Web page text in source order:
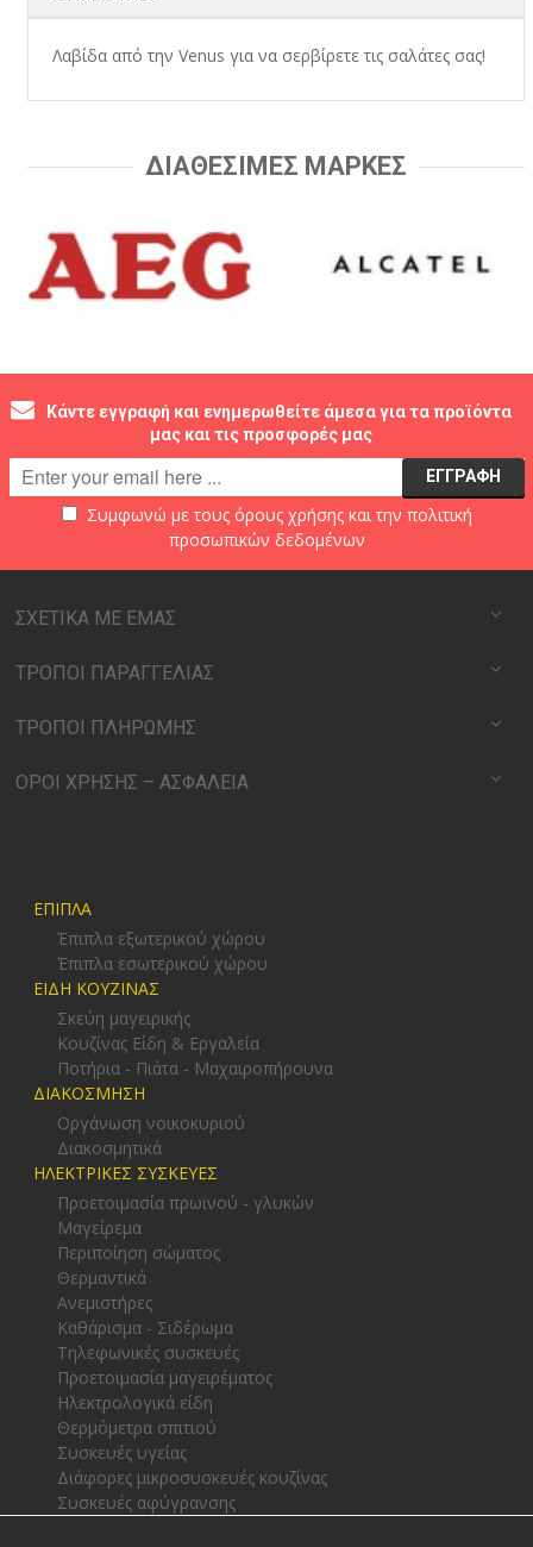
Λαβίδα από την Venus για να σερβίρετε τις σαλάτες σας!
ΔΙΑΘΕΣΙΜΕΣ ΜΑΡΚΕΣ
Κάντε εγγραφή και ενημερωθείτε άμεσα για τα προϊόντα
μας και τις προσφορές μας
Συμφωνώ με τους όρους χρήσηςκαι την πολιτική
προσωπικών δεδομένων
ΣΧΕΤΙΚΑ ΜΕ ΕΜΑΣ
ΤΡΟΠΟΙ ΠΑΡΑΓΓΕΛΙΑΣ
ΤΡΟΠΟΙ ΠΛΗΡΩΜΗΣ
ΟΡΟΙ ΧΡΗΣΗΣ – ΑΣΦΑΛΕΙΑ
ΕΠΙΠΛΑ
Έπιπλα εξωτερικού χώρου
Έπιπλα εσωτερικού χώρου
ΕΙΔΗ ΚΟΥΖΙΝΑΣ
Σκεύη μαγειρικής
Κουζίνας Είδη & Εργαλεία
Ποτήρια - Πιάτα - Μαχαιροπήρουνα
ΔΙΑΚΟΣΜΗΣΗ
Οργάνωση νοικοκυριού
Διακοσμητικά
ΗΛΕΚΤΡΙΚΕΣ ΣΥΣΚΕΥΕΣ
Προετοιμασία πρωϊνού - γλυκών
Μαγείρεμα
Περιποίηση σώματος
Θερμαντικά
Ανεμιστήρες
Καθάρισμα - Σιδέρωμα
Τηλεφωνικές συσκευές
Προετοιμασία μαγειρέματος
Ηλεκτρολογικά είδη
Θερμόμετρα σπιτιού
Συσκευές υγείας
Διάφορες μικροσυσκευές κουζίνας
Συσκευές αφύγρανσης